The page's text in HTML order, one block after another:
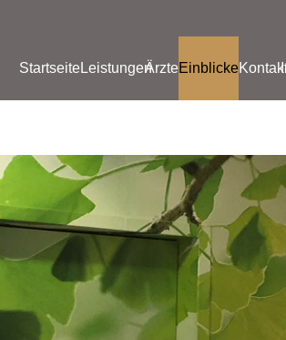
StartseiteLeistungenÄrzteEinblicke